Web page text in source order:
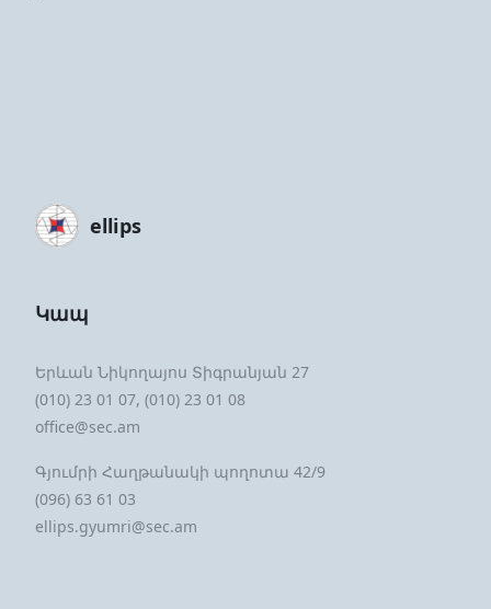
ellips
Կապ
Երևան Նիկողայոս Տիգրանյան 27
(010) 23 01 07, (010) 23 01 08
office@sec.am
Գյումրի Հաղթանակի պողոտա 42/9
(096) 63 61 03
ellips.gyumri@sec.am